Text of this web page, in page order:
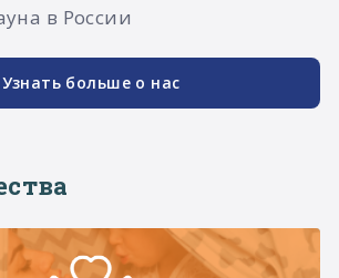
в России
Узнать больше о нас